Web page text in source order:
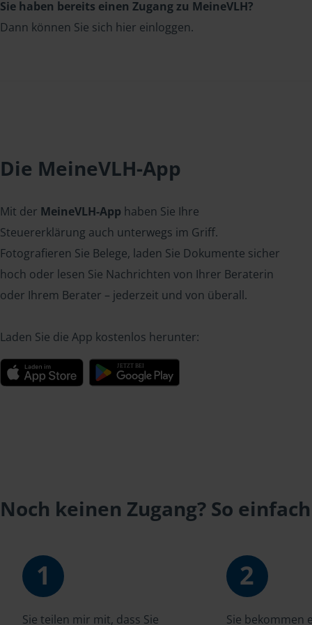
Sie haben bereits einen Zugang zu MeineVLH?
Dann können Sie sich hier einloggen.
Die MeineVLH-App
Mit der MeineVLH-App haben Sie Ihre
Steuererklärung auch unterwegs im Griff.
Fotografieren Sie Belege, laden Sie Dokumente sicher
hoch oder lesen Sie Nachrichten von Ihrer Beraterin
oder Ihrem Berater – jederzeit und von überall.
Laden Sie die App kostenlos herunter:
Noch keinen Zugang? So
1
Sie teilen mir mit, dass Sie
2
Sie bekommen